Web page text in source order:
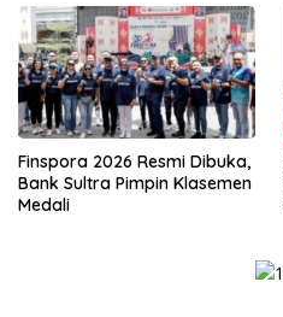
Finspora 2026 Resmi Dibuka,
Bank Sultra Pimpin Klasemen
Medali